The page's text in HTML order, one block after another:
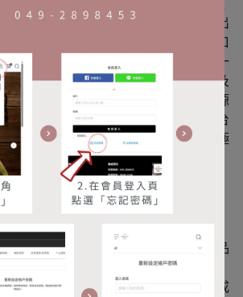
育，歷經五十餘年育種試驗，所選育適
茶湯水色艷紅上層戴著黃金環，散發出
，滋味醇厚。夏茶具收斂性，茶湯入口
覺，但會逐漸化開而迴甘，且會持續一
含量高，經全發酵後，轉化成茶黃質及
之呈現。此種迷人之香氣及滋味，即源
，曾被紅茶專家讚譽為「台灣紅」「台
灣紅茶與眾多世界知名紅茶爭鋒，是極
年，日本人在魚池鄉日月潭畔之貓囒
驗支所」，並自印度引進阿薩姆茶種，
在倫敦拍賣會中名列頂級，也是日本
國四十年至六十年間，更是台灣農產品
深紅，滋味濃郁甘醇帶有天然的麥芽
亦適合加入鮮奶調製成奶茶，茶湯轉成